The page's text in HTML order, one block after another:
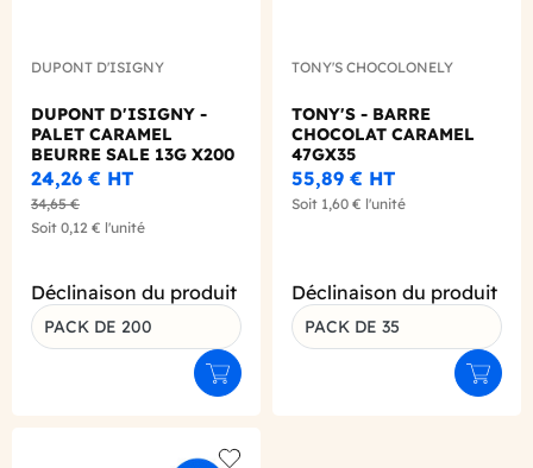
DUPONT D'ISIGNY
DUPONT D'ISIGNY -
PALET CARAMEL
BEURRE SALE 13G X200
24,26 € HT
34,65 €
Soit 0,12 € l'unité
Déclinaison du produit
PACK DE 200
Ajouter au panier
TONY'S CHOCOLONELY
TONY'S - BARRE
CHOCOLAT CARAMEL
47GX35
55,89 € HT
Soit 1,60 € l'unité
Déclinaison du produit
PACK DE 35